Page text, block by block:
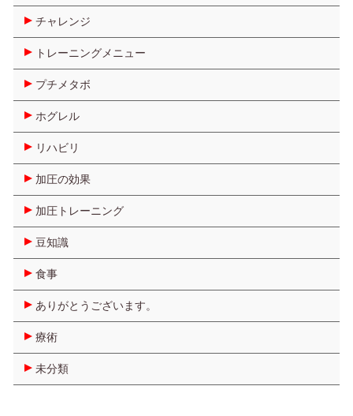
チャレンジ
トレーニングメニュー
プチメタボ
ホグレル
リハビリ
加圧の効果
加圧トレーニング
豆知識
食事
ありがとうございます。
療術
未分類